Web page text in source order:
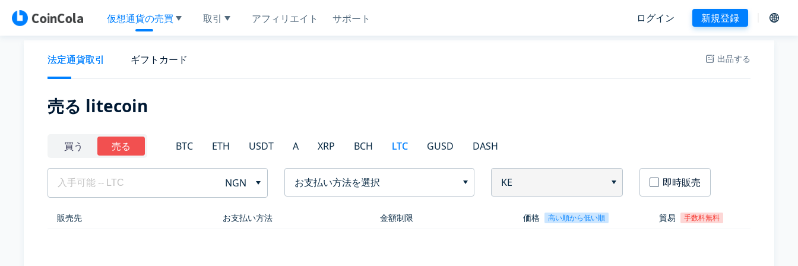
仮想通貨の売買 取引 アフィリエイト サポート ログイン 新規登録
法定通貨取引 ギフトカード 出品する
売る litecoin
買う 売る BTC ETH USDT A XRP BCH LTC GUSD DASH
NGN お支払い方法を選択 KE 即時販売
販売先 お支払い方法 金額制限 価格 高い順から低い順 貿易 手数料無料